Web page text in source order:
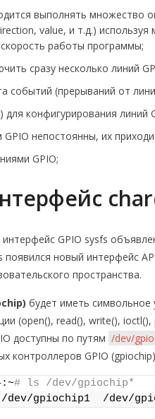
выполнять множество
value, и т.д.)
работы программы;
сразу несколько линий
событий (прерываний от
конфигурирования линий
непостоянны, их
GPIO;
GPIO sysfs
новый интерфейс
пространства.
будет иметь символьное
(open(), read(), write(),
доступны по путям /dev/
контроллеров GPIO
# ls /dev/gpiochip*
gpiochip1  /dev/